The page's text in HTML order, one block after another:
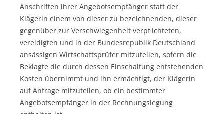
Anschriften ihrer Angebotsempfänger statt der
Klägerin einem von dieser zu bezeichnenden, dieser
gegenüber zur Verschwiegenheit verpflichteten,
vereidigten und in der Bundesrepublik Deutschland
ansässigen Wirtschaftsprüfer mitzuteilen, sofern die
Beklagte die durch dessen Einschaltung entstehenden
Kosten übernimmt und ihn ermächtigt, der Klägerin
auf Anfrage mitzuteilen, ob ein bestimmter
Angebotsempfänger in der Rechnungslegung